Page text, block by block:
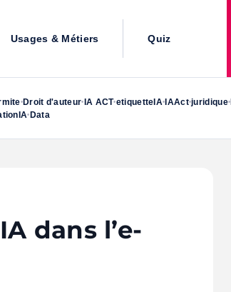
Usages & Métiers Quiz
• Droit d'auteur• IA ACT•etiquetteIA• IAAct•juridique•
• Data
dans l’e-